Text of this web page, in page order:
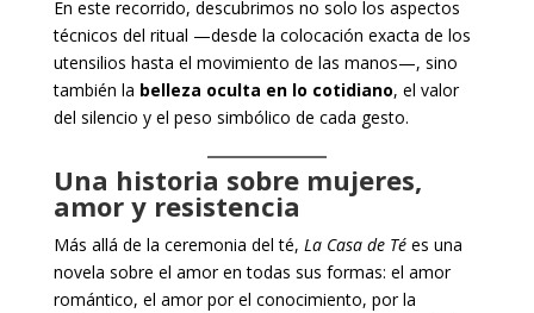
En este recorrido, descubrimos no solo los aspectos
técnicos del ritual —desde la colocación exacta de los
utensilios hasta el movimiento de las manos—, sino
también la belleza oculta en lo cotidiano, el valor
del silencio y el peso simbólico de cada gesto.
Una historia sobre mujeres,
amor y resistencia
Más allá de la ceremonia del té, La Casa de Tées una
novela sobre el amor en todas sus formas: el amor
romántico, el amor por el conocimiento, por la